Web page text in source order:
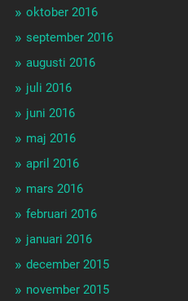
oktober 2016
september 2016
augusti 2016
juli 2016
juni 2016
maj 2016
april 2016
mars 2016
februari 2016
januari 2016
december 2015
november 2015